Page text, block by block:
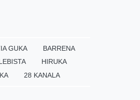
GUKA
BARRENA
HIRUKA
28 KANALA